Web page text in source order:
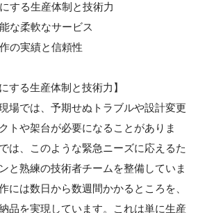
する生産体制と技術力
な柔軟なサービス
の実績と信頼性
する生産体制と技術力】
場では、予期せぬトラブルや設計変更
トや架台が必要になることがありま
は、このような緊急ニーズに応えるた
と熟練の技術者チームを整備していま
には数日から数週間かかるところを、
品を実現しています。これは単に生産